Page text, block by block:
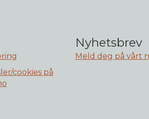
cookies på
Nyhetsbrev
Meld deg på vårt